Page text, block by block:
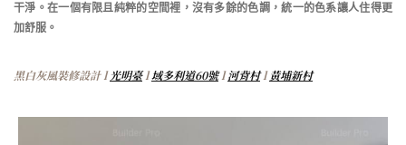
干淨。在一個有限且純粹的空間裡，沒有多餘的色調，統一的色系讓人住得更
加舒服。
黑白灰風裝修設計 l光明臺l域多利道60號l河背村l黃埔新村